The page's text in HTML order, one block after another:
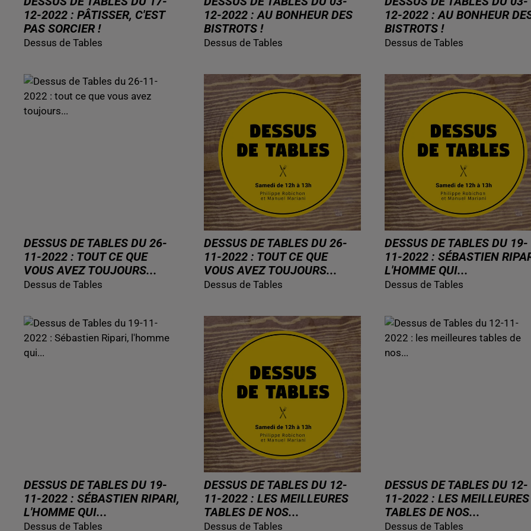
12-2022 : PÂTISSER, C'EST
PAS SORCIER !
Dessus de Tables
12-2022 : AU BONHEUR DES
BISTROTS !
Dessus de Tables
12-2022 : AU BONHEUR
BISTROTS !
Dessus de Tables
DESSUS DE TABLES DU 26-
11-2022 : TOUT CE QUE
VOUS AVEZ TOUJOURS...
Dessus de Tables
DESSUS DE TABLES DU 26-
11-2022 : TOUT CE QUE
VOUS AVEZ TOUJOURS...
Dessus de Tables
DESSUS DE TABLES DU 19-
11-2022 : SÉBASTIEN
L'HOMME QUI...
Dessus de Tables
DESSUS DE TABLES DU 19-
11-2022 : SÉBASTIEN RIPARI,
L'HOMME QUI...
Dessus de Tables
DESSUS DE TABLES DU 12-
11-2022 : LES MEILLEURES
TABLES DE NOS...
Dessus de Tables
DESSUS DE TABLES DU 12-
11-2022 : LES MEILLEURES
TABLES DE NOS...
Dessus de Tables